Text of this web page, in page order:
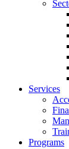
Services
Programs